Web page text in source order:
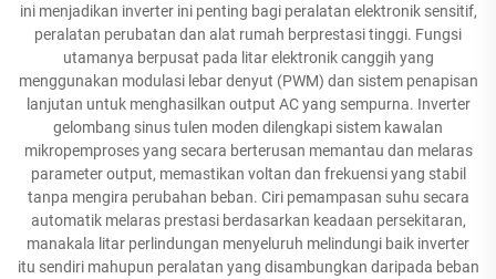
ini menjadikan inverter ini penting bagi peralatan elektronik sensitif,
peralatan perubatan dan alat rumah berprestasi tinggi. Fungsi
utamanya berpusat pada litar elektronik canggih yang
menggunakan modulasi lebar denyut (PWM) dan sistem penapisan
lanjutan untuk menghasilkan output AC yang sempurna. Inverter
gelombang sinus tulen moden dilengkapi sistem kawalan
mikropemproses yang secara berterusan memantau dan melaras
parameter output, memastikan voltan dan frekuensi yang stabil
tanpa mengira perubahan beban. Ciri pemampasan suhu secara
automatik melaras prestasi berdasarkan keadaan persekitaran,
manakala litar perlindungan menyeluruh melindungi baik inverter
itu sendiri mahupun peralatan yang disambungkan daripada beban